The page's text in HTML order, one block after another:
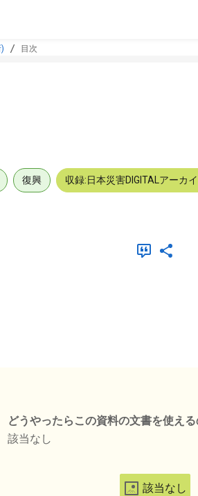
目次
復興 収録:日本災害DIGITALアーカ
どうやったらこの資料の文書を使える
該当なし
該当なし